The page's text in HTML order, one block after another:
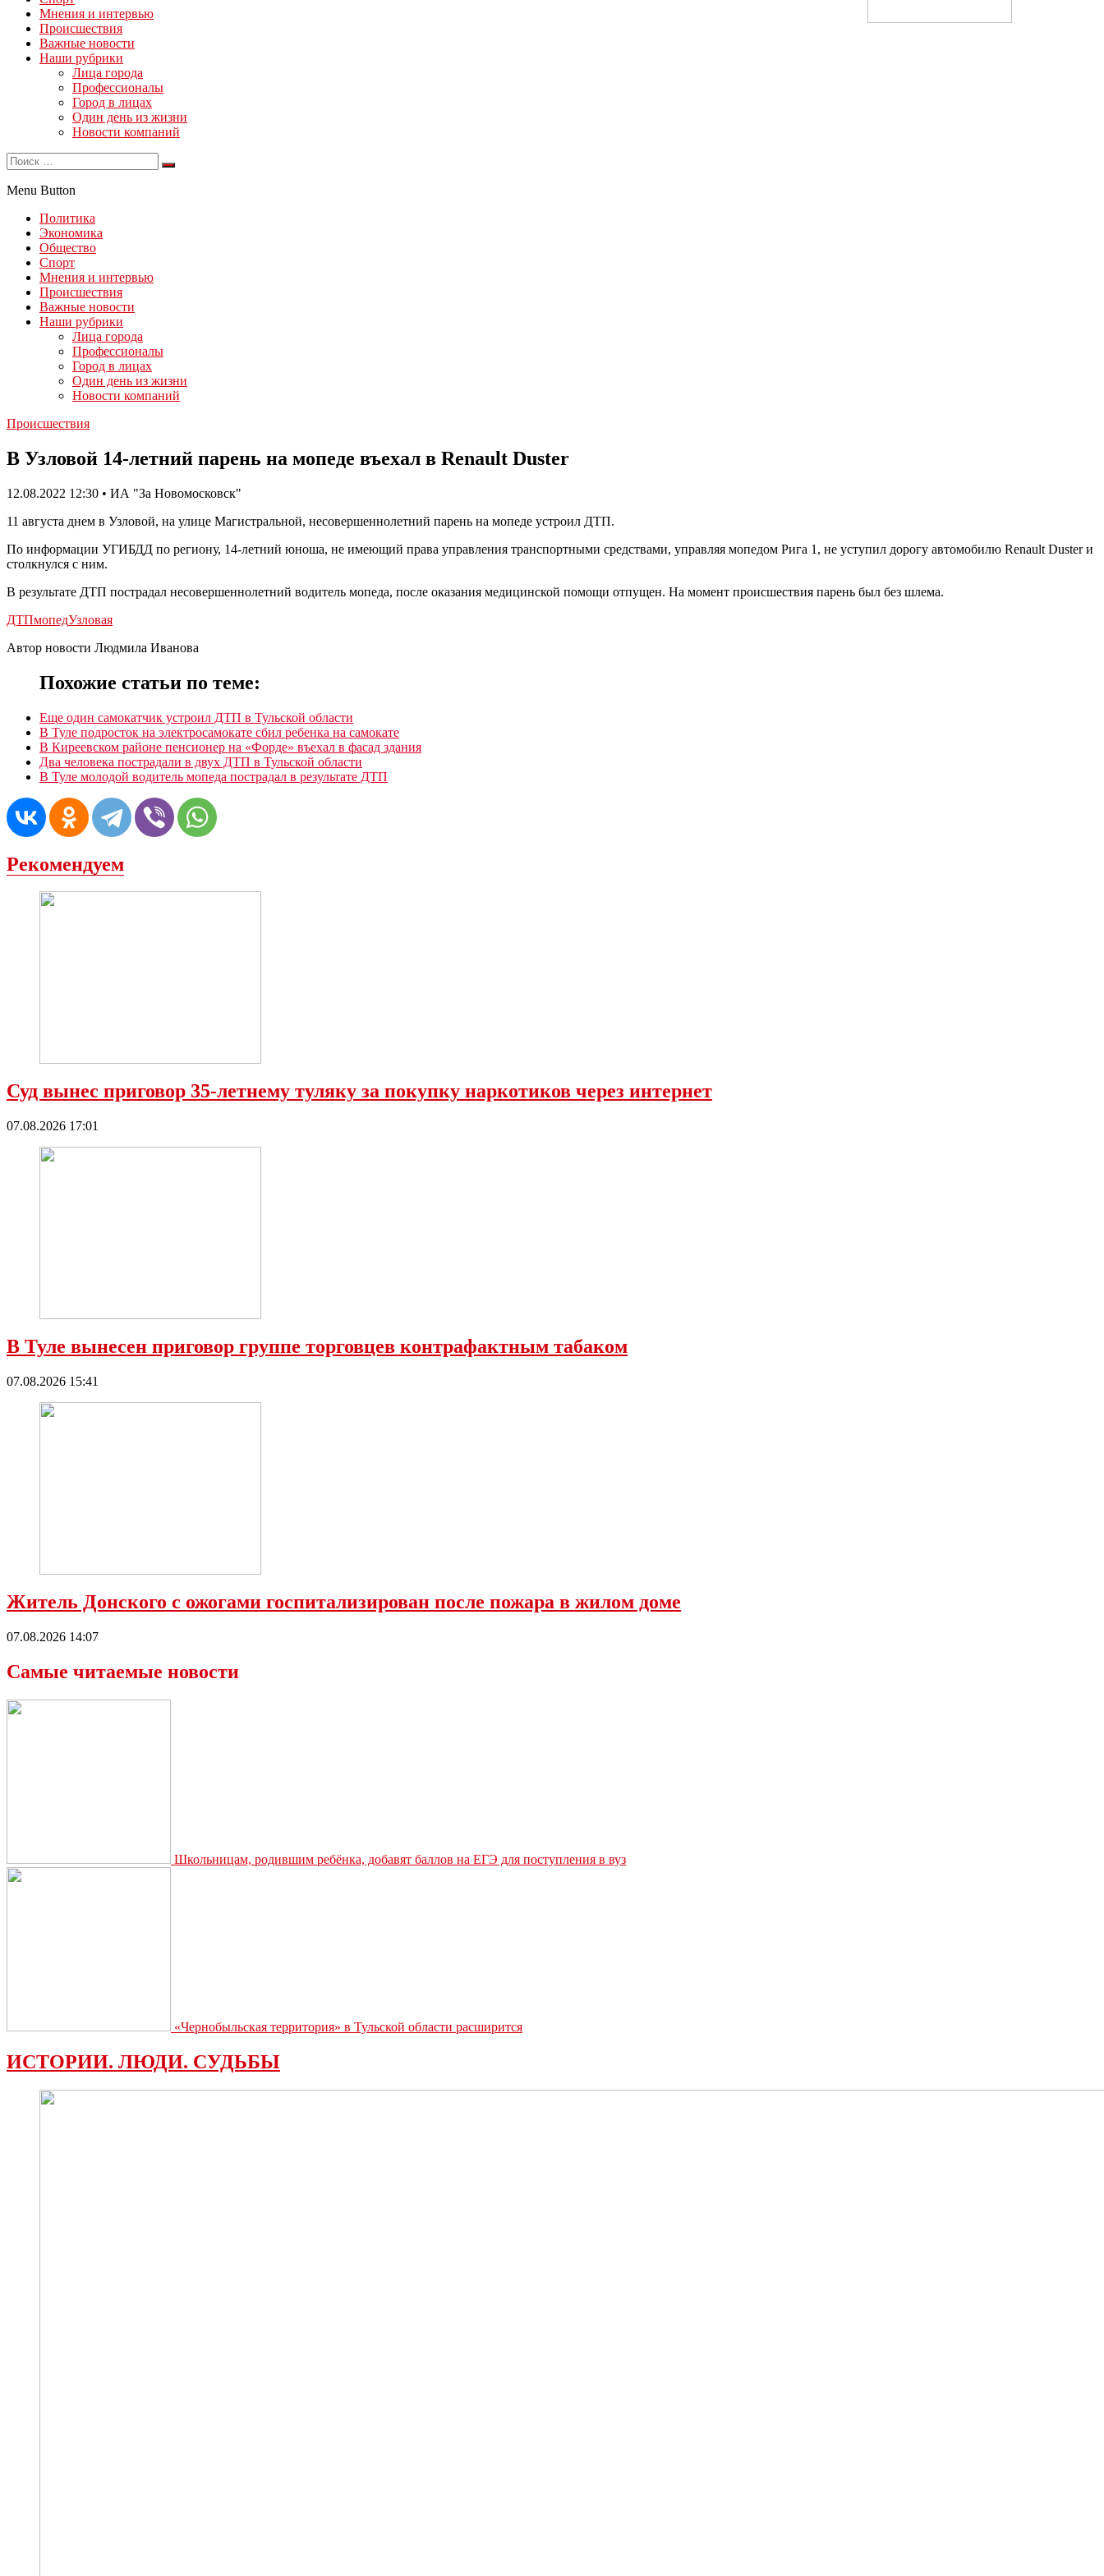
Мнения и интервью
Происшествия
Важные новости
Наши рубрики
Лица города
Профессионалы
Город в лицах
Один день из жизни
Новости компаний
Menu Button
Политика
Экономика
Общество
Спорт
Мнения и интервью
Происшествия
Важные новости
Наши рубрики
Лица города
Профессионалы
Город в лицах
Один день из жизни
Новости компаний
Происшествия
В Узловой 14-летний парень на мопеде въехал в Renault Duster
12.08.2022 12:30 • ИА "За Новомосковск"
11 августа днем в Узловой, на улице Магистральной, несовершеннолетний парень на мопеде устроил ДТП.
По информации УГИБДД по региону, 14-летний юноша, не имеющий права управления транспортными средствами, управляя мопедом Рига 1, не уступил дорогу автомобилю Renault Duster и
столкнулся с ним.
В результате ДТП пострадал несовершеннолетний водитель мопеда, после оказания медицинской помощи отпущен. На момент происшествия парень был без шлема.
ДТПмопедУзловая
Автор новости Людмила Иванова
Похожие статьи по теме:
Еще один самокатчик устроил ДТП в Тульской области
В Туле подросток на электросамокате сбил ребенка на самокате
В Киреевском районе пенсионер на «Форде» въехал в фасад здания
Два человека пострадали в двух ДТП в Тульской области
В Туле молодой водитель мопеда пострадал в результате ДТП
Рекомендуем
Суд вынес приговор 35-летнему туляку за покупку наркотиков через интернет
07.08.2026 17:01
В Туле вынесен приговор группе торговцев контрафактным табаком
07.08.2026 15:41
Житель Донского с ожогами госпитализирован после пожара в жилом доме
07.08.2026 14:07
Самые читаемые новости
Школьницам, родившим ребёнка, добавят баллов на ЕГЭ для поступления в вуз
«Чернобыльская территория» в Тульской области расширится
ИСТОРИИ. ЛЮДИ. СУДЬБЫ